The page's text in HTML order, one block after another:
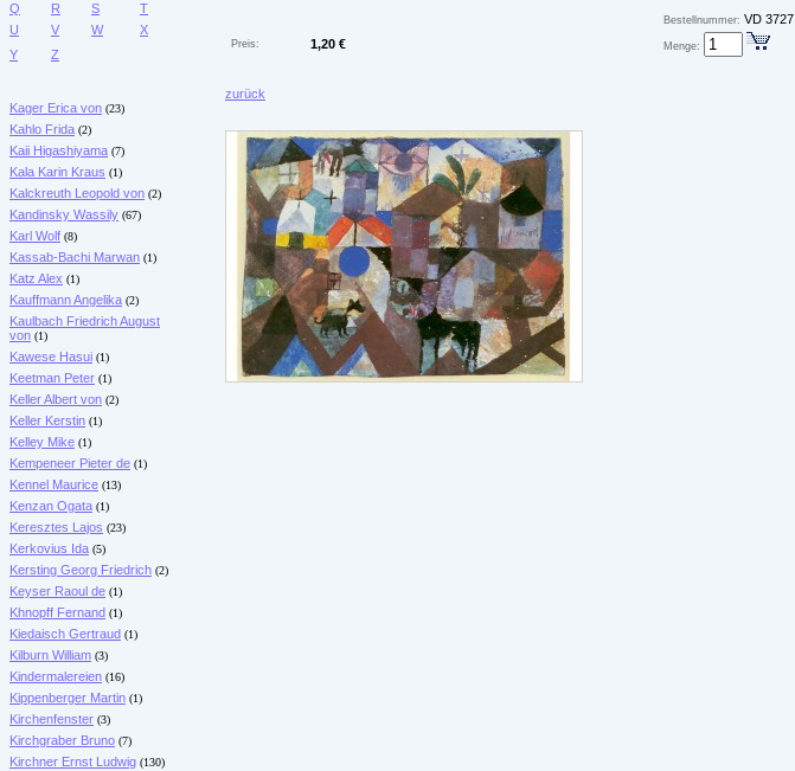
Q
R S
T
U
V W
X
Y
Z
Kager Erica von (23)
Kahlo Frida (2)
Kaii Higashiyama (7)
Kala Karin Kraus (1)
Kalckreuth Leopold von (2)
Kandinsky Wassily (67)
Karl Wolf (8)
Kassab-Bachi Marwan (1)
Katz Alex (1)
Kauffmann Angelika (2)
Kaulbach Friedrich August
von (1)
Kawese Hasui (1)
Keetman Peter (1)
Keller Albert von (2)
Keller Kerstin (1)
Kelley Mike (1)
Kempeneer Pieter de (1)
Kennel Maurice (13)
Kenzan Ogata (1)
Keresztes Lajos (23)
Kerkovius Ida (5)
Kersting Georg Friedrich (2)
Keyser Raoul de (1)
Khnopff Fernand (1)
Kiedaisch Gertraud (1)
Kilburn William (3)
Kindermalereien (16)
Kippenberger Martin (1)
Kirchenfenster (3)
Kirchgraber Bruno (7)
Kirchner Ernst Ludwig (130)
Bestellnummer: VD 3727
Preis: 1,20 € Menge:
zurück